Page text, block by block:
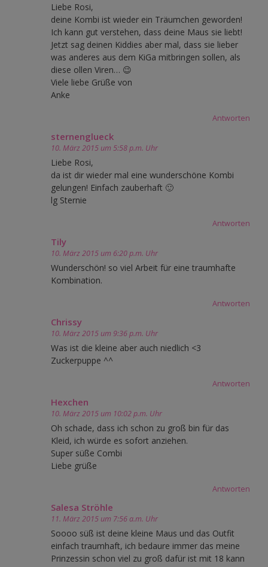
Liebe Rosi,
deine Kombi ist wieder ein Träumchen geworden!
Ich kann gut verstehen, dass deine Maus sie liebt!
Jetzt sag deinen Kiddies aber mal, dass sie lieber
was anderes aus dem KiGa mitbringen sollen, als
diese ollen Viren… 😉
Viele liebe Grüße von
Anke
Antworten
sternenglueck
10. März 2015 um 5:58 p.m. Uhr
Liebe Rosi,
da ist dir wieder mal eine wunderschöne Kombi
gelungen! Einfach zauberhaft 🙂
lg Sternie
Antworten
Tily
10. März 2015 um 6:20 p.m. Uhr
Wunderschön! so viel Arbeit für eine traumhafte
Kombination.
Antworten
Chrissy
10. März 2015 um 9:36 p.m. Uhr
Was ist die kleine aber auch niedlich <3
Zuckerpuppe ^^
Antworten
Hexchen
10. März 2015 um 10:02 p.m. Uhr
Oh schade, dass ich schon zu groß bin für das
Kleid, ich würde es sofort anziehen.
Super süße Combi
Liebe grüße
Antworten
Salesa Ströhle
11. März 2015 um 7:56 a.m. Uhr
Soooo süß ist deine kleine Maus und das Outfit
einfach traumhaft, ich bedaure immer das meine
Prinzessin schon viel zu groß dafür ist mit 18 kann